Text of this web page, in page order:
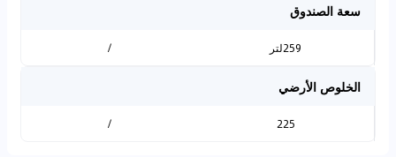
سعة الصندوق
259لتر /
الخلوص الأرضي
225
/